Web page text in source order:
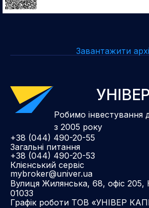
Завантажити
Робимо інвестування
з 2005 року
+38 (044) 490-20-55
Загальні питання
+38 (044) 490-20-53
Клієнський сервіс
mybroker@univer.ua
Вулиця Жилянська, 68, офіс 205,
01033
Графік роботи ТОВ «УНІВЕР